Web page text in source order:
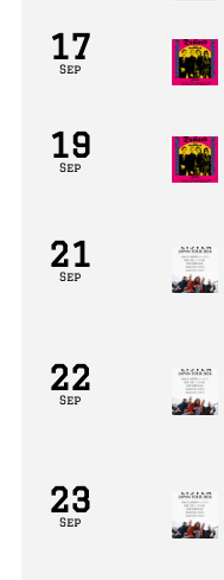
17
Sep
19
Sep
21
Sep
22
Sep
23
Sep